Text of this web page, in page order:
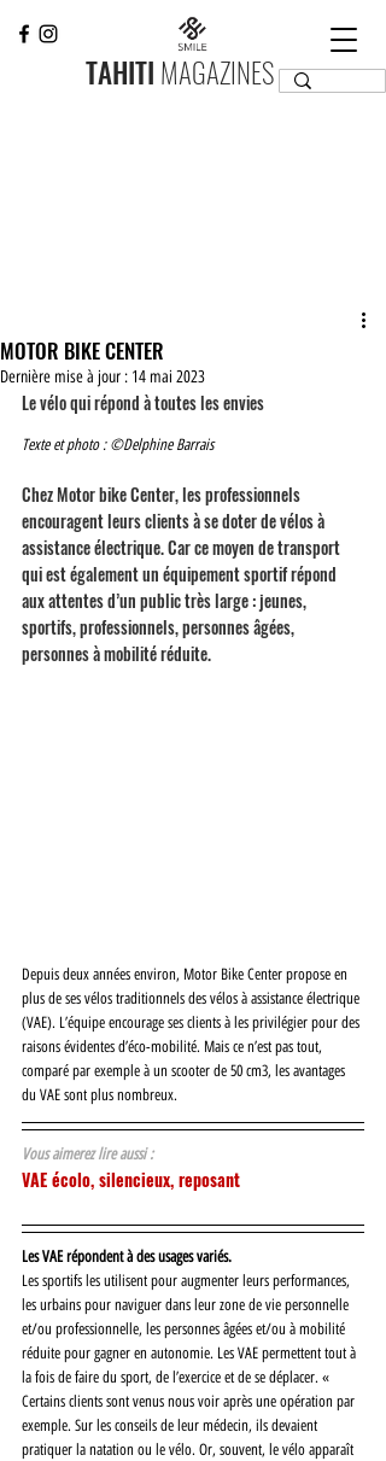
TAHITI MAGAZINES
MOTOR BIKE CENTER
Dernière mise à jour : 14 mai 2023
Le vélo qui répond à toutes les envies
Texte et photo : ©Delphine Barrais
Chez Motor bike Center, les professionnels
encouragent leurs clients à se doter de vélos à
assistance électrique. Car ce moyen de transport
qui est également un équipement sportif répond
aux attentes d’un public très large : jeunes,
sportifs, professionnels, personnes âgées,
personnes à mobilité réduite.
Depuis deux années environ, Motor Bike Center propose en
plus de ses vélos traditionnels des vélos à assistance électrique
(VAE). L’équipe encourage ses clients à les privilégier pour des
raisons évidentes d’éco-mobilité. Mais ce n’est pas tout,
comparé par exemple à un scooter de 50 cm3, les avantages
du VAE sont plus nombreux.
Vous aimerez lire aussi :
VAE écolo, silencieux, reposant
Les VAE répondent à des usages variés.
Les sportifs les utilisent pour augmenter leurs performances,
les urbains pour naviguer dans leur zone de vie personnelle
et/ou professionnelle, les personnes âgées et/ou à mobilité
réduite pour gagner en autonomie. Les VAE permettent tout à
la fois de faire du sport, de l’exercice et de se déplacer. «
Certains clients sont venus nous voir après une opération par
exemple. Sur les conseils de leur médecin, ils devaient
pratiquer la natation ou le vélo. Or, souvent, le vélo apparaît